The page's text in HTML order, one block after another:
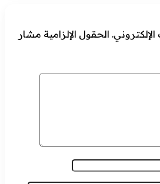
الحقول الإلزامية مشار